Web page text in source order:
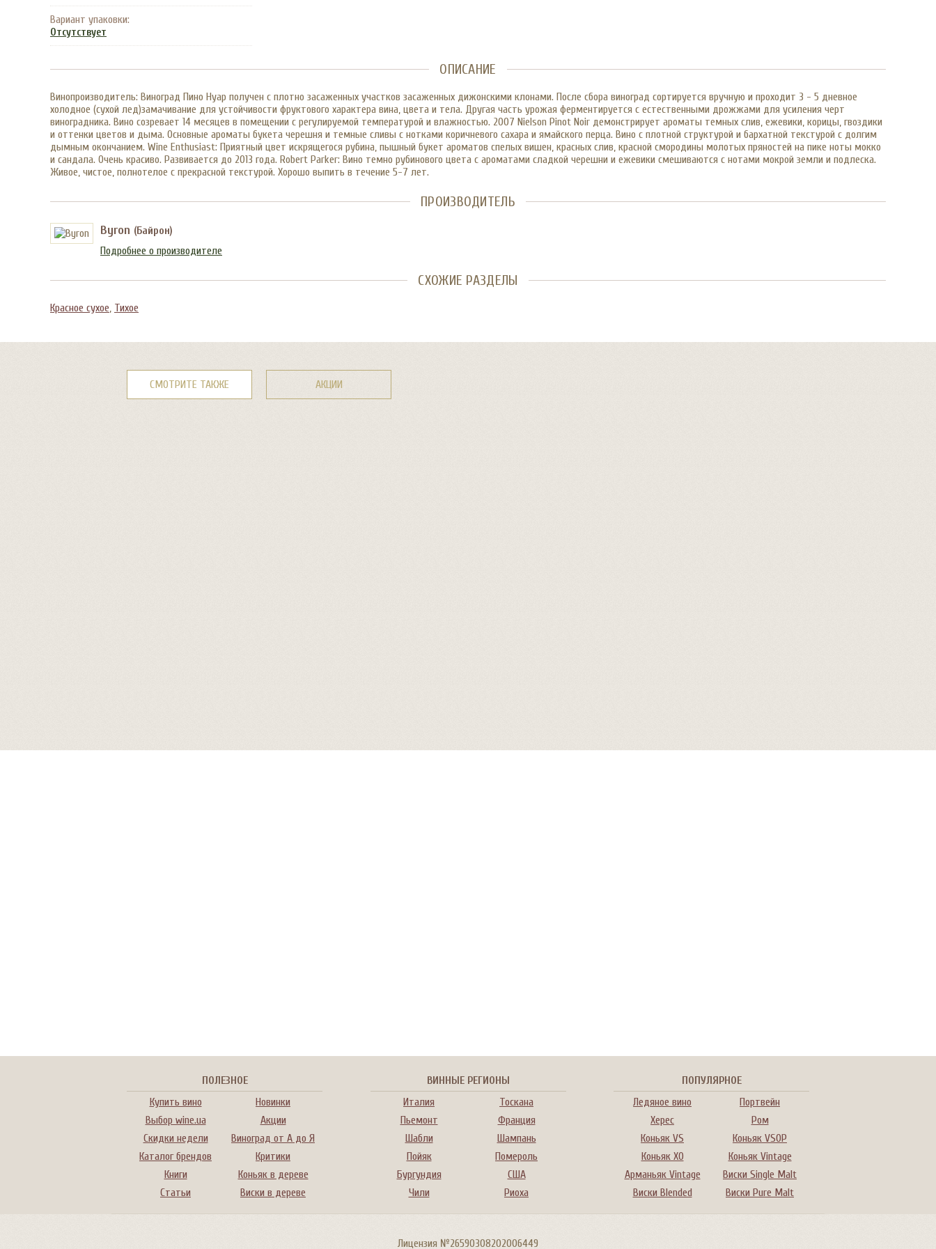
Вариант упаковки:
Отсутствует
ОПИСАНИЕ
Винопроизводитель: Виноград Пино Нуар получен с плотно засаженных участков засаженных дижонскими клонами. После сбора виноград сортируется вручную и проходит 3 - 5 дневное
холодное (сухой лед)замачивание для устойчивости фруктового характера вина, цвета и тела. Другая часть урожая ферментируется с естественными дрожжами для усиления черт
виноградника. Вино созревает 14 месяцев в помещении с регулируемой температурой и влажностью. 2007 Nielson Pinot Noir демонстрирует ароматы темных слив, ежевики, корицы, гвоздики
и оттенки цветов и дыма. Основные ароматы букета черешня и темные сливы с нотками коричневого сахара и ямайского перца. Вино с плотной структурой и бархатной текстурой с долгим
дымным окончанием. Wine Enthusiast: Приятный цвет искрящегося рубина, пышный букет ароматов спелых вишен, красных слив, красной смородины молотых пряностей на пике ноты мокко
и сандала. Очень красиво. Развивается до 2013 года. Robert Parker: Вино темно рубинового цвета с ароматами сладкой черешни и ежевики смешиваются с нотами мокрой земли и подлеска.
Живое, чистое, полнотелое с прекрасной текстурой. Хорошо выпить в течение 5-7 лет.
ПРОИЗВОДИТЕЛЬ
Byron (Байрон)
Подробнее о производителе
СХОЖИЕ РАЗДЕЛЫ
Красное сухое, Тихое
СМОТРИТЕ ТАКЖЕ АКЦИИ
ПОЛЕЗНОЕ
Купить вино
Новинки
Выбор wine.ua
Акции
Скидки недели
Виноград от А до Я
Каталог брендов
Критики
Книги
Коньяк в дереве
Статьи
Виски в дереве
ВИННЫЕ РЕГИОНЫ
Италия
Тоскана
Пьемонт
Франция
Шабли
Шампань
Пойяк
Помероль
Бургундия
США
Чили
Риоха
ПОПУЛЯРНОЕ
Ледяное вино
Портвейн
Херес
Ром
Коньяк VS
Коньяк VSOP
Коньяк XO
Коньяк Vintage
Арманьяк Vintage
Виски Single Malt
Виски Blended
Виски Pure Malt
Лицензия №26590308202006449